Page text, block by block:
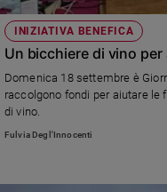
INIZIATIVA BENEFICA
Un bicchiere di vino per
Domenica 18 settembre è
raccolgono fondi per aiutare
di vino.
Fulvia Degl'Innocenti